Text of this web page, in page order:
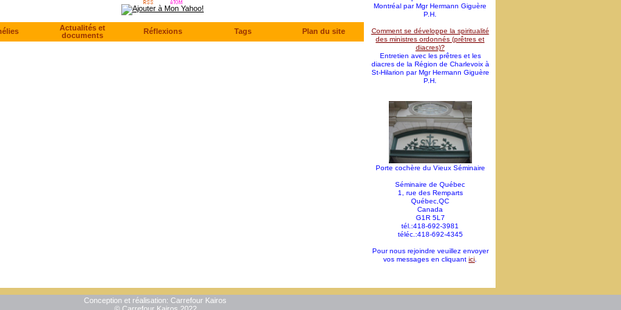
Actualités et
documents
Réflexions Tags Plan du site
Montréal par Mgr Hermann Giguère
P.H.
Comment se développe la spiritualité
des ministres ordonnés (prêtres et
diacres)?
Entretien avec les prêtres et les
diacres de la Région de Charlevoix à
St-Hilarion par Mgr Hermann Giguère
P.H.
Porte cochère du Vieux Séminaire
Séminaire de Québec
1, rue des Remparts
Québec,QC
Canada
G1R 5L7
tél.:418-692-3981
téléc.:418-692-4345
Pour nous rejoindre veuillez envoyer
vos messages en cliquant ici
Conception et réalisation: Carrefour Kairos